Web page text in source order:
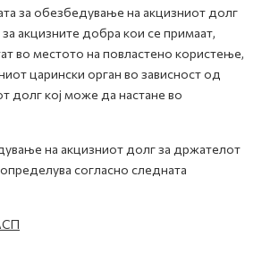
за обезбедување на акцизниот долг
акцизните добра кои се примаат,
во местото на повластено користење,
царински орган во зависност од
долг кој може да настане во
на акцизниот долг за држателот
согласно следната